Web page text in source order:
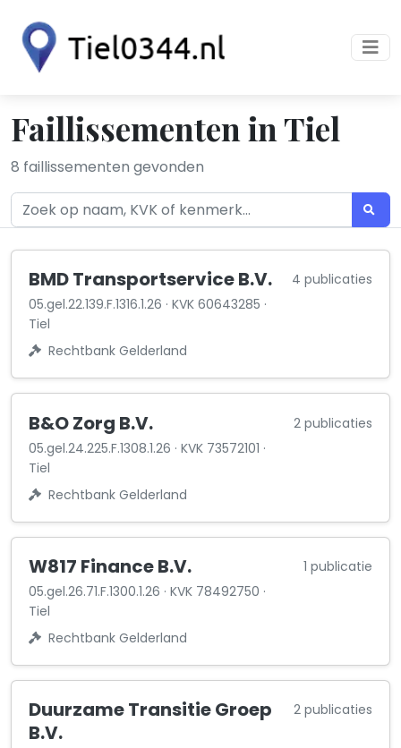
Faillissementen in Tiel
8 faillissementen gevonden
BMD Transportservice B.V.
05.gel.22.139.F.1316.1.26 · KVK 60643285 ·
Tiel
4 publicaties
Rechtbank Gelderland
B&O Zorg B.V.
05.gel.24.225.F.1308.1.26 · KVK 73572101 ·
Tiel
2 publicaties
Rechtbank Gelderland
W817 Finance B.V.
05.gel.26.71.F.1300.1.26 · KVK 78492750 ·
Tiel
1 publicatie
Rechtbank Gelderland
Duurzame Transitie Groep
B.V.
2 publicaties